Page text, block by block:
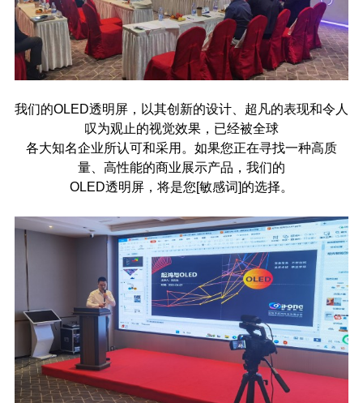
我们的OLED透明屏，以其创新的设计、超凡的表现和令人
叹为观止的视觉效果，已经被全球
各大知名企业所认可和采用。如果您正在寻找一种高质
量、高性能的商业展示产品，我们的
OLED透明屏，将是您[敏感词]的选择。